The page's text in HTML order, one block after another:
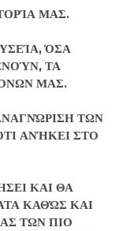
ΜΑΣ.
ΌΣΑ
ΤΑ
ΜΑΣ.
ΤΩΝ
ΑΝΉΚΕΙ ΣΤΟ
ΚΑΙ ΘΑ
ΚΑΘΏΣ ΚΑΙ
ΤΩΝ ΠΙΟ